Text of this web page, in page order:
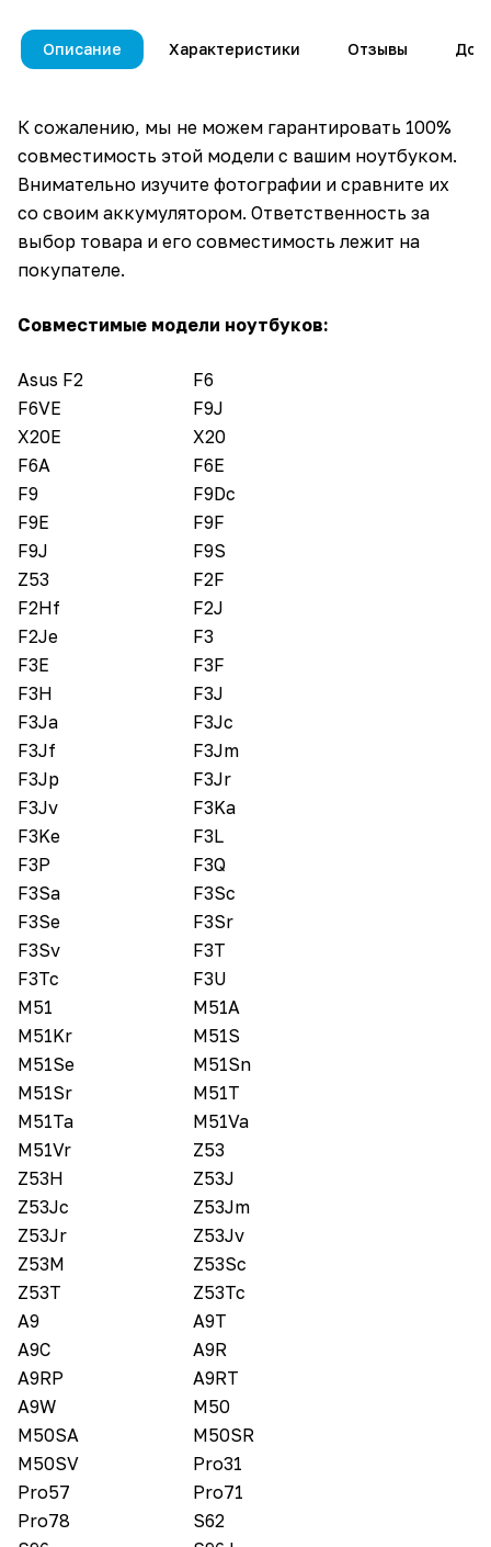
Описание Характеристики Отзывы
К сожалению, мы не можем гарантировать 100%
совместимость этой модели с вашим ноутбуком.
Внимательно изучите фотографии и сравните их
со своим аккумулятором. Ответственность за
выбор товара и его совместимость лежит на
покупателе.
Совместимые модели ноутбуков:
Asus F2
F6
F6VE
F9J
X20E
X20
F6A
F6E
F9
F9Dc
F9E
F9F
F9J
F9S
Z53
F2F
F2Hf
F2J
F2Je
F3
F3E
F3F
F3H
F3J
F3Ja
F3Jc
F3Jf
F3Jm
F3Jp
F3Jr
F3Jv
F3Ka
F3Ke
F3L
F3P
F3Q
F3Sa
F3Sc
F3Se
F3Sr
F3Sv
F3T
F3Tc
F3U
M51
M51A
M51Kr
M51S
M51Se
M51Sn
M51Sr
M51T
M51Ta
M51Va
M51Vr
Z53
Z53H
Z53J
Z53Jc
Z53Jm
Z53Jr
Z53Jv
Z53M
Z53Sc
Z53T
Z53Tc
A9
A9T
A9C
A9R
A9RP
A9RT
A9W
M50
M50SA
M50SR
M50SV
Pro31
Pro57
Pro71
Pro78
S62